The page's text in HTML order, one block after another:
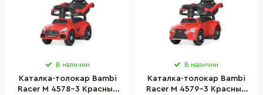
В наличии
Каталка-толокар Bambi
Racer M 4578-3 Красный
В наличии
Каталка-толокар Bambi
Racer M 4579-3 Красный